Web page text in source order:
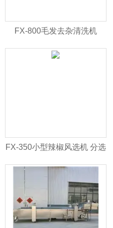
FX-800毛发去杂清洗机
FX-350小型辣椒风选机 分选
机